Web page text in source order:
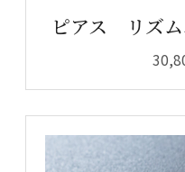
ピアス リズ